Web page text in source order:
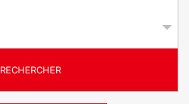
RECHERCHER